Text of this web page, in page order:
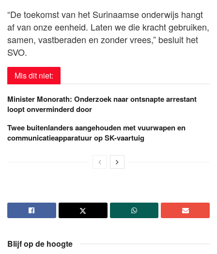
“De toekomst van het Surinaamse onderwijs hangt
af van onze eenheid. Laten we die kracht gebruiken,
samen, vastberaden en zonder vrees,” besluit het
SVO.
Mis dit niet:
Minister Monorath: Onderzoek naar ontsnapte arrestant
loopt onverminderd door
Twee buitenlanders aangehouden met vuurwapen en
communicatieapparatuur op SK-vaartuig
Blijf op de hoogte